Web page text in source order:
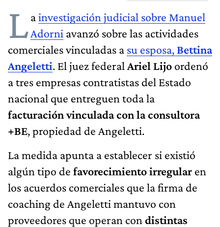
Lainvestigación judicial sobre Manuel
Adorni avanzó sobre las actividades
comerciales vinculadas a su esposa, Bettina
Angeletti. El juez federal Ariel Lijo ordenó
a tres empresas contratistas del Estado
nacional que entreguen toda la
facturación vinculada con la consultora
+BE, propiedad de Angeletti.
La medida apunta a establecer si existió
algún tipo de favorecimiento irregular en
los acuerdos comerciales que la firma de
coaching de Angeletti mantuvo con
proveedores que operan con distintas